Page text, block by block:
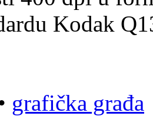
Kodak
grafička građa